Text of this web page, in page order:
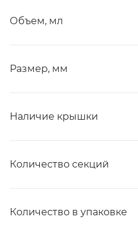
Объем, мл
Размер, мм
Наличие крышки
Количество секций
Количество в упаковке